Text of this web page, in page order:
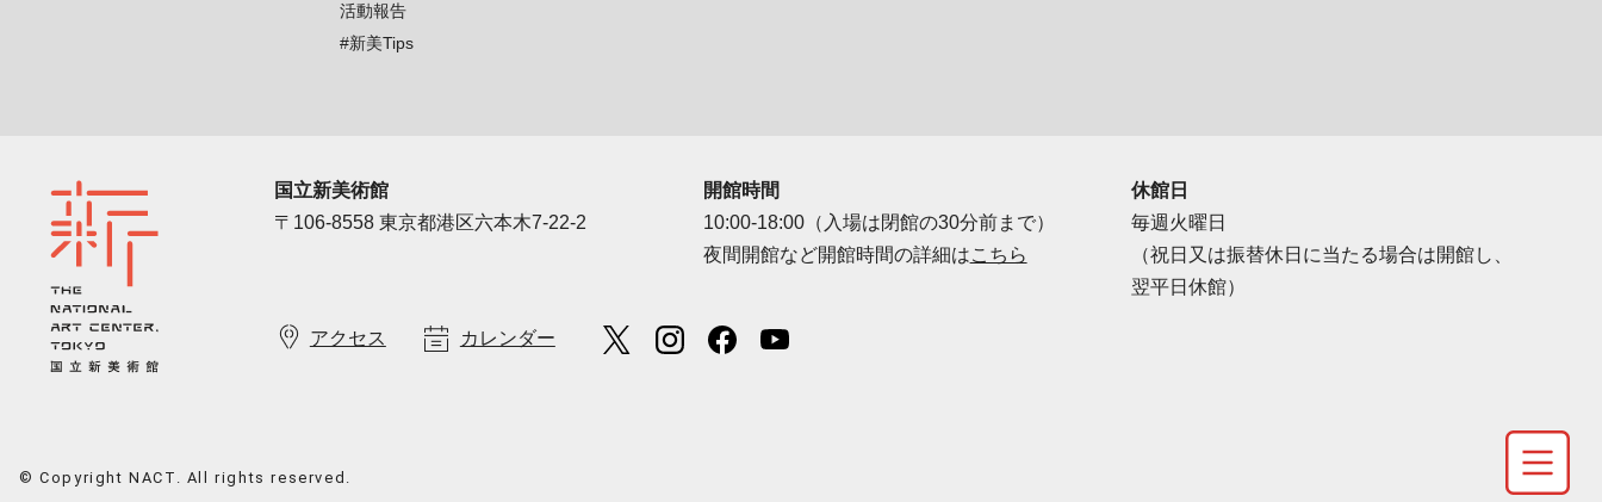
活動報告
#新美Tips
国立新美術館
〒106-8558 東京都港区六本木7-22-2
開館時間
10:00-18:00（入場は閉館の30分前まで）
夜間開館など開館時間の詳細はこちら
休館日
毎週火曜日
（祝日又は振替休日に当たる場合は開館し、
翌平日休館）
アクセス カレンダー
© Copyright NACT. All rights reserved.